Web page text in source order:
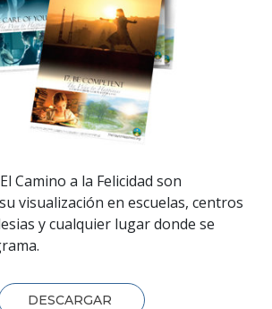
Camino a la Felicidad son
visualización en escuelas, centros
y cualquier lugar donde se
DESCARGAR